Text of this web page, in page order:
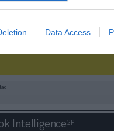
Data Access
aquí y accede sin límites
Intelligence2P